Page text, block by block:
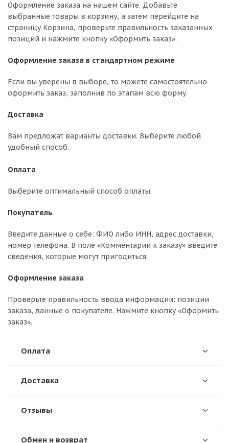
Оформление заказа на нашем сайте. Добавьте
выбранные товары в корзину, а затем перейдите на
страницу Корзина, проверьте правильность заказанных
позиций и нажмите кнопку «Оформить заказ».
Оформление заказа в стандартном режиме
Если вы уверены в выборе, то можете самостоятельно
оформить заказ, заполнив по этапам всю форму.
Доставка
Вам предложат варианты доставки. Выберите любой
удобный способ.
Оплата
Выберите оптимальный способ оплаты.
Покупатель
Введите данные о себе: ФИО либо ИНН, адрес доставки,
номер телефона. В поле «Комментарии к заказу» введите
сведения, которые могут пригодиться.
Оформление заказа
Проверьте правильность ввода информации: позиции
заказа, данные о покупателе. Нажмите кнопку «Оформить
заказ».
Оплата
Доставка
Отзывы
Обмен и возврат